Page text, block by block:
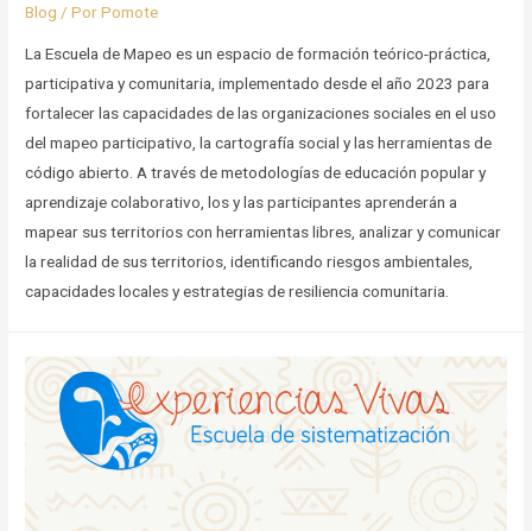
Blog / PorPomote
La Escuela de Mapeo es un espacio de formación teórico-práctica,
participativa y comunitaria, implementado desde el año 2023 para
fortalecer las capacidades de las organizaciones sociales en el uso
del mapeo participativo, la cartografía social y las herramientas de
código abierto. A través de metodologías de educación popular y
aprendizaje colaborativo, los y las participantes aprenderán a
mapear sus territorios con herramientas libres, analizar y comunicar
la realidad de sus territorios, identificando riesgos ambientales,
capacidades locales y estrategias de resiliencia comunitaria.